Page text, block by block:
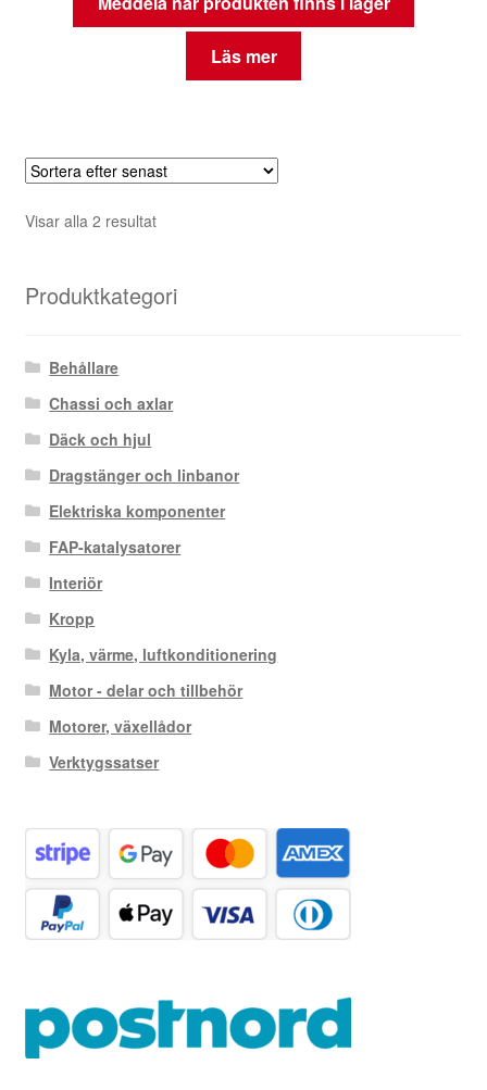
Läs mer
Visar alla 2 resultatSortera
Produktkategori
Behållare
Chassi och axlar
Däck och hjul
Dragstänger och linbanor
Elektriska komponenter
FAP-katalysatorer
Interiör
Kropp
Kyla, värme, luftkonditionering
Motor - delar och tillbehör
Motorer, växellådor
Verktygssatser